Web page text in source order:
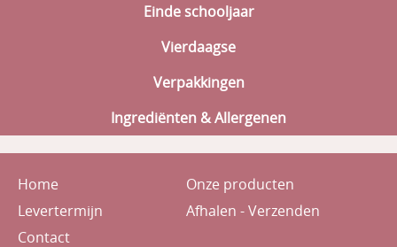
Einde schooljaar
Vierdaagse
Verpakkingen
Ingrediënten & Allergenen
Home
Onze producten
Levertermijn
Afhalen - Verzenden
Contact